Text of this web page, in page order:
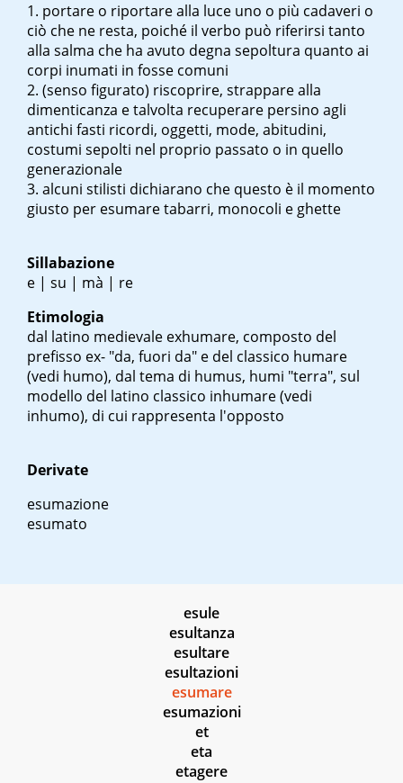
portare o riportare alla luce uno o più cadaveri o
ciò che ne resta, poiché il verbo può riferirsi tanto
alla salma che ha avuto degna sepoltura quanto ai
corpi inumati in fosse comuni
(senso figurato) riscoprire, strappare alla
dimenticanza e talvolta recuperare persino agli
antichi fasti ricordi, oggetti, mode, abitudini,
costumi sepolti nel proprio passato o in quello
generazionale
alcuni stilisti dichiarano che questo è il momento
giusto per esumare tabarri, monocoli e ghette
Sillabazione
e | su | mà | re
Etimologia
dal latino medievale exhumare, composto del
prefisso ex- "da, fuori da" e del classico humare
(vedi humo), dal tema di humus, humi "terra", sul
modello del latino classico inhumare(vedi
inhumo), di cui rappresenta l'opposto
Derivate
esumazione
esumato
esule
esultanza
esultare
esultazioni
esumare
esumazioni
et
eta
etagere